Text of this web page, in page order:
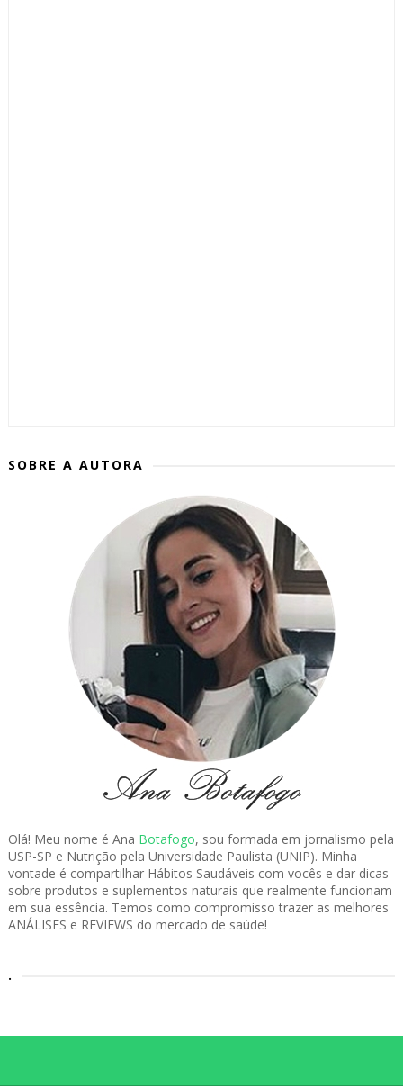
SOBRE A AUTORA
Olá! Meu nome é Ana Botafogo, sou formada em jornalismo pela
USP-SP e Nutrição pela Universidade Paulista (UNIP). Minha
vontade é compartilhar Hábitos Saudáveis com vocês e dar dicas
sobre produtos e suplementos naturais que realmente funcionam
em sua essência. Temos como compromisso trazer as melhores
ANÁLISES e REVIEWS do mercado de saúde!
.